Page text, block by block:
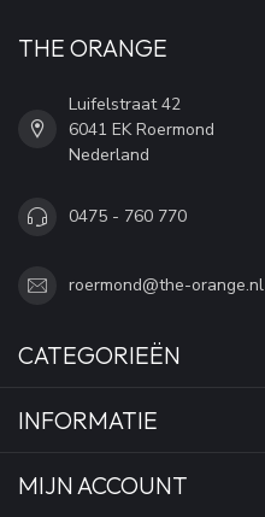
THE ORANGE
Luifelstraat 42
6041 EK Roermond
Nederland
0475 - 760 770
roermond@the-orange.nl
CATEGORIEËN
INFORMATIE
MIJN ACCOUNT